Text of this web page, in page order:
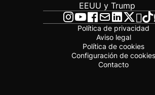
EEUU y Trump
Política de privacidad
Aviso legal
Política de cookies
Configuración de cookies
Contacto